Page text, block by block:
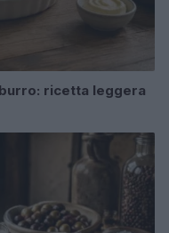
ricetta leggera